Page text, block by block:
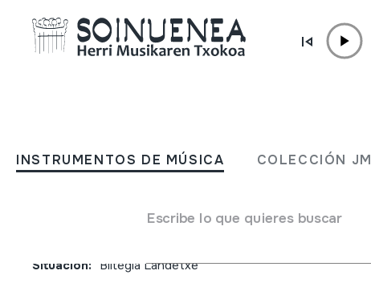
INSTRUMENTOS DE MÚSICA COLECCIÓN
Escribe lo que quieres buscar
Synphony ; Nº1, Op.21;
Beethoven, Ludwig van
Situación: Biltegia Landetxe